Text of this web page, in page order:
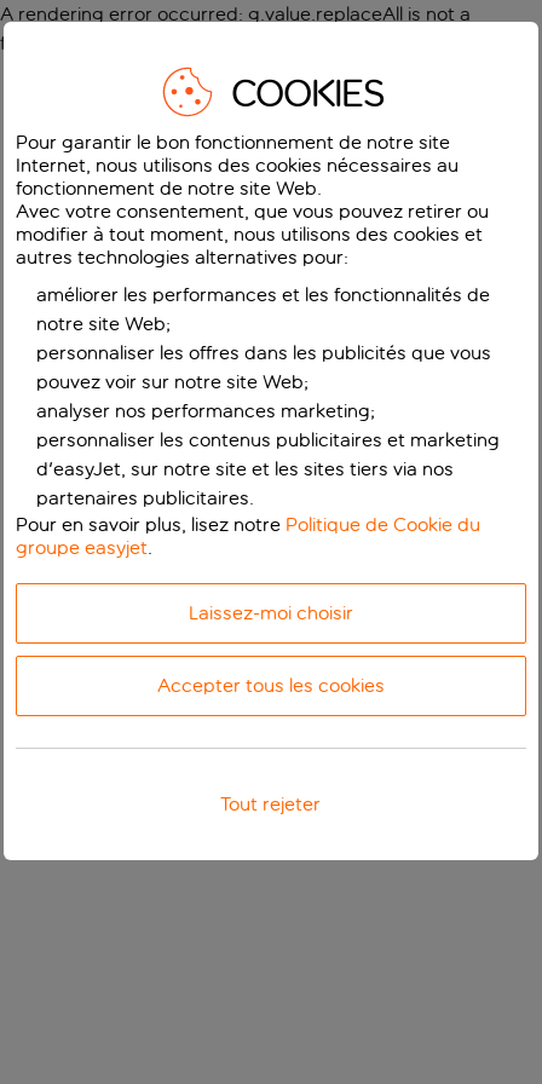
A rendering error occurred: g.value.replaceAll is not a
function
COOKIES
Pour garantir le bon fonctionnement de notre site
Internet, nous utilisons des cookies nécessaires au
fonctionnement de notre site Web.
Avec votre consentement, que vous pouvez retirer ou
modifier à tout moment, nous utilisons des cookies et
autres technologies alternatives pour:
améliorer les performances et les fonctionnalités de
notre site Web;
personnaliser les offres dans les publicités que vous
pouvez voir sur notre site Web;
analyser nos performances marketing;
personnaliser les contenus publicitaires et marketing
d'easyJet, sur notre site et les sites tiers via nos
partenaires publicitaires.
Pour en savoir plus, lisez notre Politique de Cookie du
groupe easyjet.
Laissez-moi choisir
Accepter tous les cookies
Tout rejeter